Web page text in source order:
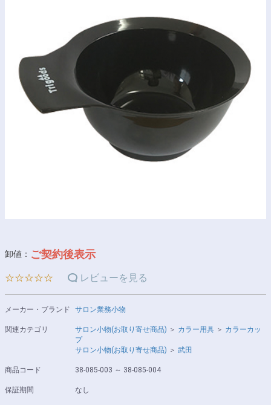
卸値： ご契約後表示
☆☆☆☆☆ レビューを見る
メーカー・ブランド サロン業務小物
関連カテゴリ サロン小物(お取り寄せ商品) ＞ カラー用具 ＞ カラーカッ
プ
サロン小物(お取り寄せ商品) ＞ 武田
商品コード 38-085-003 ～ 38-085-004
保証期間 なし